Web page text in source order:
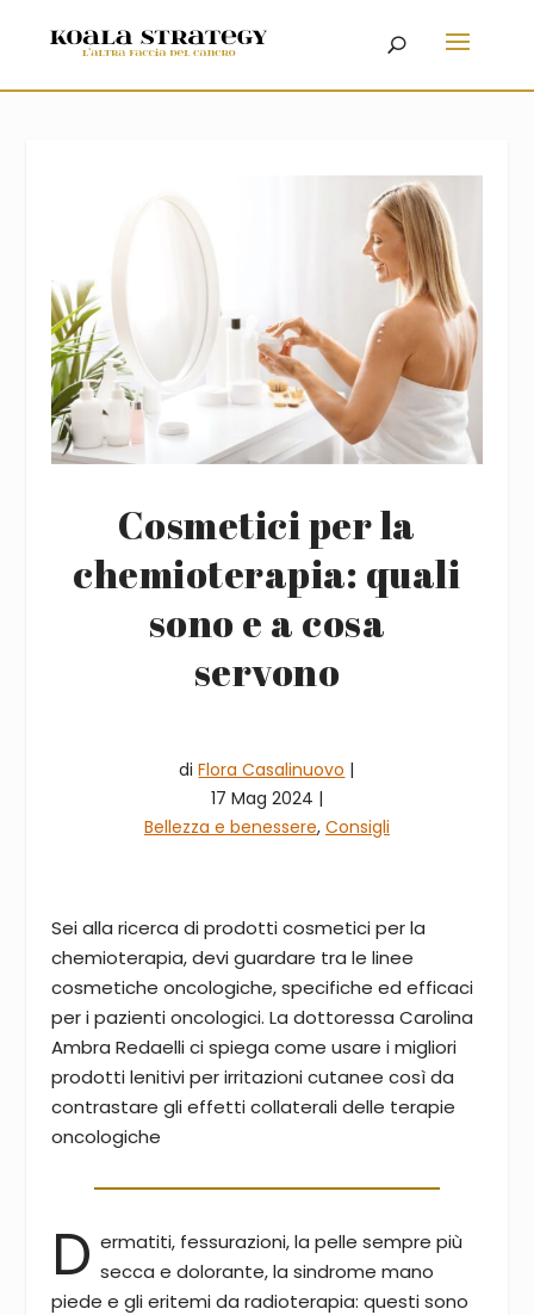
Cosmetici per la
chemioterapia: quali
sono e a cosa
servono
diFlora Casalinuovo |
17 Mag 2024 |
Bellezza e benessere, Consigli
Sei alla ricerca di prodotti cosmetici per la
chemioterapia, devi guardare tra le linee
cosmetiche oncologiche, specifiche ed efficaci
per i pazienti oncologici. La dottoressa Carolina
Ambra Redaelli ci spiega come usare i migliori
prodotti lenitivi per irritazioni cutanee così da
contrastare gli effetti collaterali delle terapie
oncologiche
D ermatiti, fessurazioni, la pelle sempre più
secca e dolorante, la sindrome mano
piede e gli eritemi da radioterapia: questi sono